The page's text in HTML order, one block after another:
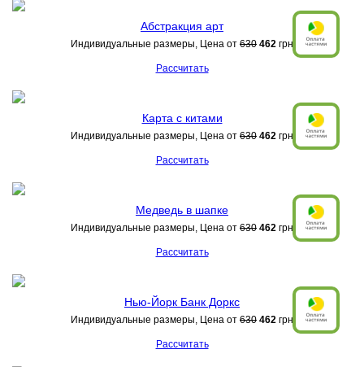
Абстракция арт
Индивидуальные размеры, Цена от 630 462 грн
Рассчитать
Карта с китами
Индивидуальные размеры, Цена от 630 462 грн
Рассчитать
Медведь в шапке
Индивидуальные размеры, Цена от 630 462 грн
Рассчитать
Нью-Йорк Банк Доркс
Индивидуальные размеры, Цена от 630 462 грн
Рассчитать